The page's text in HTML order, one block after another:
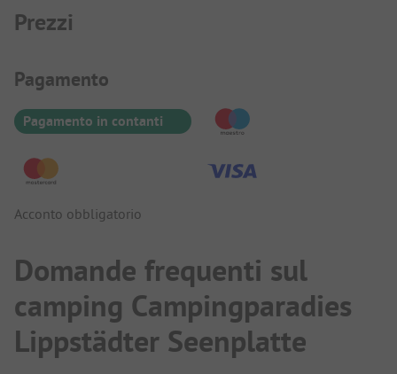
Prezzi
Informazioni sul pagamento
Pagamento
Pagamento in contanti
Acconto obbligatorio
Domande frequenti sul
camping Campingparadies
Lippstädter Seenplatte